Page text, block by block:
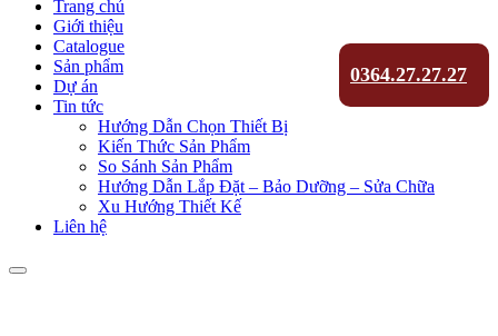
0364.27.27.27
Trang chủ
Giới thiệu
Catalogue
Sản phẩm
Dự án
Tin tức
Hướng Dẫn Chọn Thiết Bị
Kiến Thức Sản Phẩm
So Sánh Sản Phẩm
Hướng Dẫn Lắp Đặt – Bảo Dưỡng – Sửa Chữa
Xu Hướng Thiết Kế
Liên hệ